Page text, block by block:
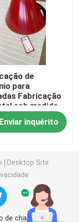
de
para
Fabricação
sob medida
CNC
Soldadura
Enviar inquérito
Desktop Site
de chapa